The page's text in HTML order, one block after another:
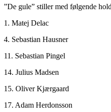
”De gule” stiller med følgende
1. Matej Delac
4. Sebastian Hausner
11. Sebastian Pingel
14. Julius Madsen
15. Oliver Kjærgaard
17. Adam Herdonsson